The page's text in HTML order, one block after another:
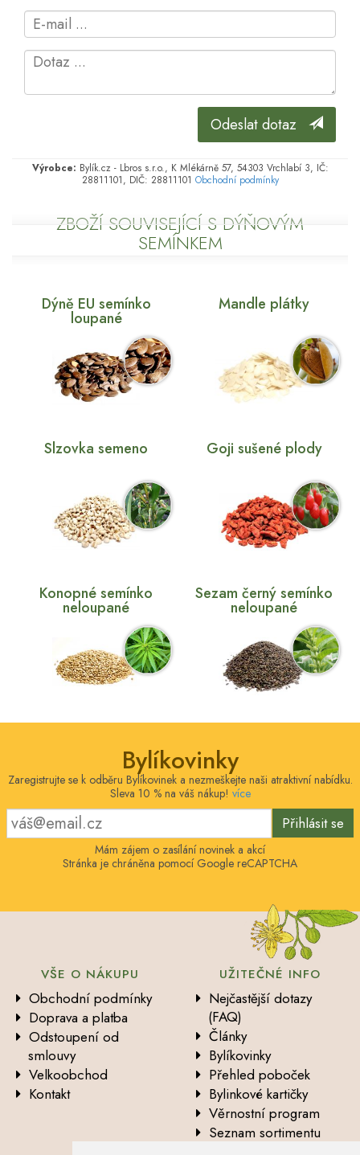
Odeslat dotaz
Výrobce: Bylík.cz - Lbros s.r.o., K Mlékárně 57, 54303 Vrchlabí 3, IČ:
28811101, DIČ: 28811101 Obchodní podmínky
ZBOŽÍ SOUVISEJÍCÍ S DÝŇOVÝM
SEMÍNKEM
Dýně EU semínko
loupané
Mandle plátky
Slzovka semeno Goji sušené plody
Konopné semínko
neloupané
Sezam černý semínko
neloupané
Bylíkovinky
Zaregistrujte se k odběru Bylíkovinek a nezmeškejte naši atraktivní nabídku.
Sleva 10 % na váš nákup! více
Přihlásit se
Mám zájem o zasílání novinek a akcí
Stránka je chráněna pomocí Google reCAPTCHA
VŠE O NÁKUPU
Obchodní podmínky
Doprava a platba
Odstoupení od
smlouvy
Velkoobchod
Kontakt
UŽITEČNÉ INFO
Nejčastější dotazy
(FAQ)
Články
Bylíkovinky
Přehled poboček
Bylinkové kartičky
Věrnostní program
Seznam sortimentu